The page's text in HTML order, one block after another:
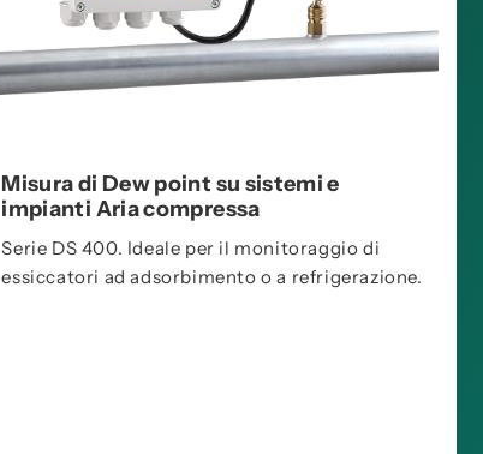
Misura di Dew point su sistemi e
impianti Aria compressa
Serie DS 400. Ideale per il monitoraggio di
essiccatori ad adsorbimento o a refrigerazione.